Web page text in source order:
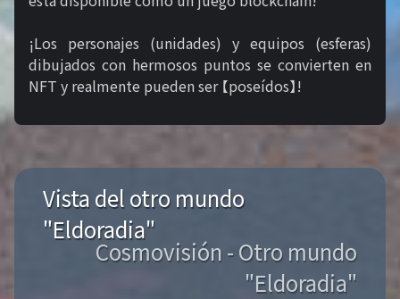
¡Los personajes (unidades) y equipos (esferas)
dibujados con hermosos puntos se convierten en
NFT y realmente pueden ser 【poseídos】!
Vista del otro mundo
"Eldoradia"
Cosmovisión - Otro mundo
"Eldoradia"